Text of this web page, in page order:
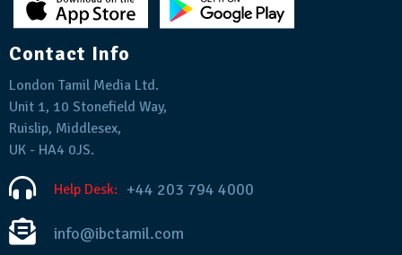
Contact Info
London Tamil Media Ltd.
Unit 1, 10 Stonefield Way,
Ruislip, Middlesex,
UK - HA4 0JS.
Help Desk: +44 203 794 4000
info@ibctamil.com